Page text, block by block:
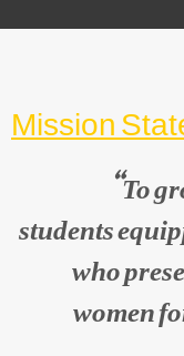
“To
students
who
women